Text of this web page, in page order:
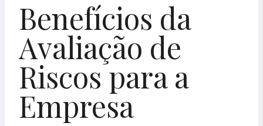
Benefícios da
Avaliação de
Riscos para a
Empresa